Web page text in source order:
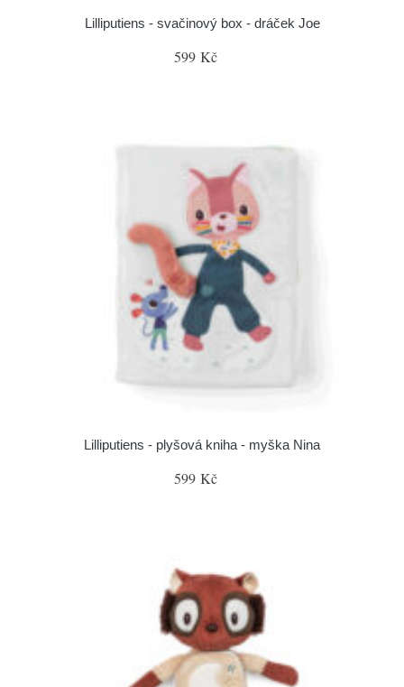
Lilliputiens - svačinový box - dráček Joe
599 Kč
Lilliputiens - plyšová kniha - myška Nina
599 Kč